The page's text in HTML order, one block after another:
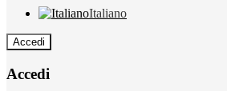
Italiano
Accedi
Accedi